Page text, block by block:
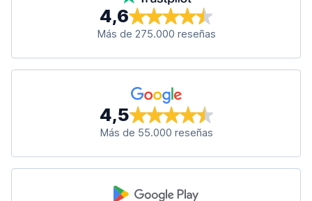
4,6
Más de 275.000 reseñas
4,5
Más de 55.000 reseñas